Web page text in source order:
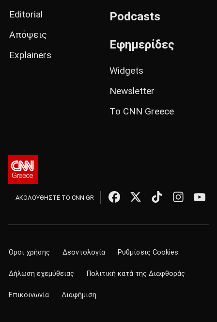
Editorial
Απόψεις
Explainers
Podcasts
Εφημερίδες
Widgets
Newsletter
Το CNN Greece
ΑΚΟΛΟΥΘΗΣΤΕ ΤΟ CNN.GR
Όροι χρήσης Δεοντολογία Ρυθμίσεις Cookies
Δήλωση εχεμύθειας Πολιτική κατά της Διαφθοράς
Επικοινωνία Διαφήμιση